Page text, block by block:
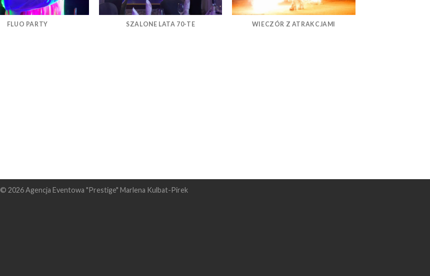
FLUO PARTY SZALONE LATA 70-TE WIECZÓR Z ATRAKCJAMI
© 2026 Agencja Eventowa "Prestige" Marlena Kulbat-Pirek